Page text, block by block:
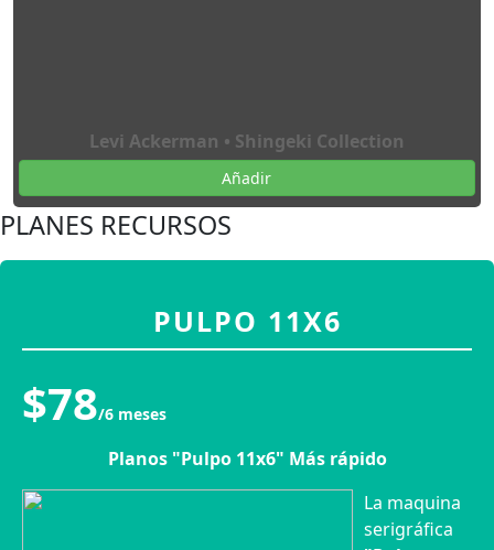
Levi Ackerman • Shingeki Collection
Añadir
PLANES RECURSOS
PULPO 11X6
$78/6 meses
Planos "Pulpo 11x6" Más rápido
La maquina
serigráfica